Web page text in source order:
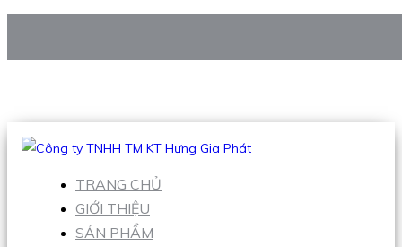
Hotline:0938 906 663
TRANG CHỦ
GIỚI THIỆU
SẢN PHẨM